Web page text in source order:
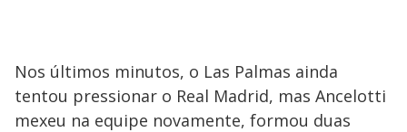
Nos últimos minutos, o Las Palmas ainda
tentou pressionar o Real Madrid, mas Ancelotti
mexeu na equipe novamente, formou duas